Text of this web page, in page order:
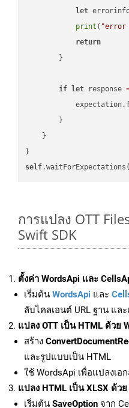
let
print (
return
        }
if let response
        }
    }
self
การแปลง OTT
Swift SDK
ตั้งค่า WordsApi และ
เริ่มต้น WordsApi และ
ลับไคลเอนต์ URL ฐาน แล
แปลง OTT เป็น HTML ด้วย
สร้าง
และรูปแบบเป็น HTML
ใช้ WordsApi เพื่อแปลงเอ
แปลง HTML เป็น XLSX ด้ว
เริ่มต้น SaveOption จาก